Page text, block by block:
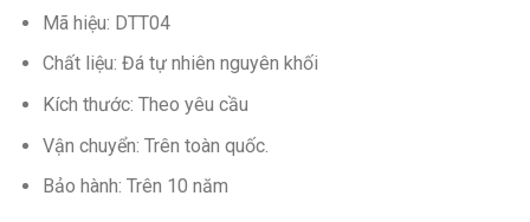
Mã hiệu: DTT04
Chất liệu: Đá tự nhiên nguyên khối
Kích thước: Theo yêu cầu
Vận chuyển: Trên toàn quốc.
Bảo hành: Trên 10 năm